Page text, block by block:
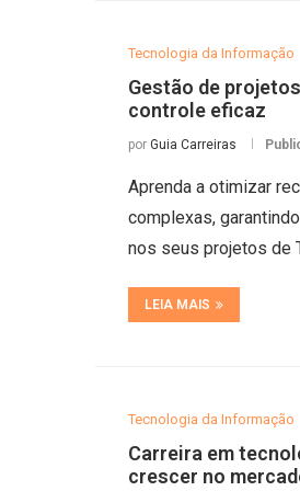
Tecnologia da Informação
Gestão de
controle eficaz
por Guia Carreiras
Aprenda a otimizar
complexas,
nos seus projetos de
LEIA MAIS
Tecnologia da Informação
Carreira em
crescer no